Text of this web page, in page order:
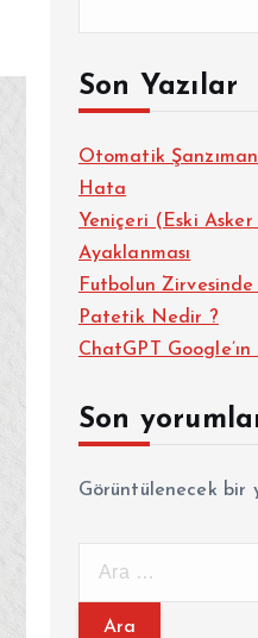
Son Yazılar
Otomatik
Hata
Yeniçeri (Eski
Ayaklanması
Futbolun
Patetik Nedir ?
ChatGPT
Son
Görüntülenecek bir